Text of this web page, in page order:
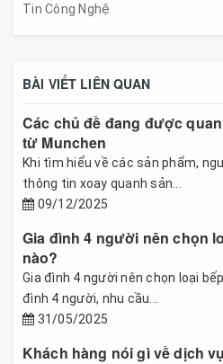
Tin Công Nghệ
BÀI VIẾT LIÊN QUAN
Các chủ đề đang được
từ Munchen
Khi tìm hiểu về các sản phẩm,
thông tin xoay quanh sản...
09/12/2025
Gia đình 4 người nên chọn
nào?
Gia đình 4 người nên chọn loại
đình 4 người, nhu cầu...
31/05/2025
Khách hàng nói gì về dịch